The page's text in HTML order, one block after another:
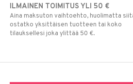
ILMAINEN TOIMITUS YLI 50 €
Aina maksuton vaihtoehto, huolimatta
ostatko yksittäisen tuotteen tai koko
tilauksellesi joka ylittää 50 €.